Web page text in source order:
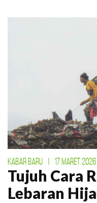
KABAR BARU 17 MARET 2026
Tujuh Cara
Lebaran